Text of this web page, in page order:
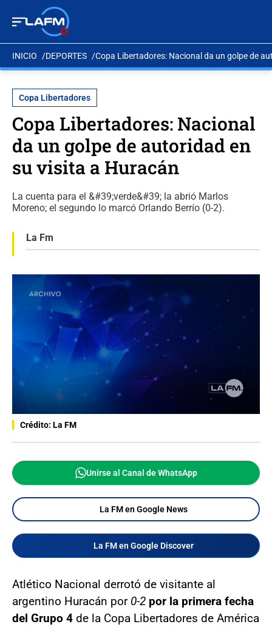
INICIO DEPORTES Copa Libertadores: Nacional da un golpe de
Copa Libertadores
Copa Libertadores: Nacional
da un golpe de autoridad en
su visita a Huracán
La cuenta para el &#39;verde&#39; la abrió Marlos
Moreno; el segundo lo marcó Orlando Berrío (0-2).
La Fm
Crédito: La FM
Unirse al Canal de WhatsApp
La FM en Google News
La FM en Google Discover
Atlético Nacional derrotó de visitante al
argentino Huracán por 0-2 por la primera fecha
del Grupo 4 de la Copa Libertadores de América